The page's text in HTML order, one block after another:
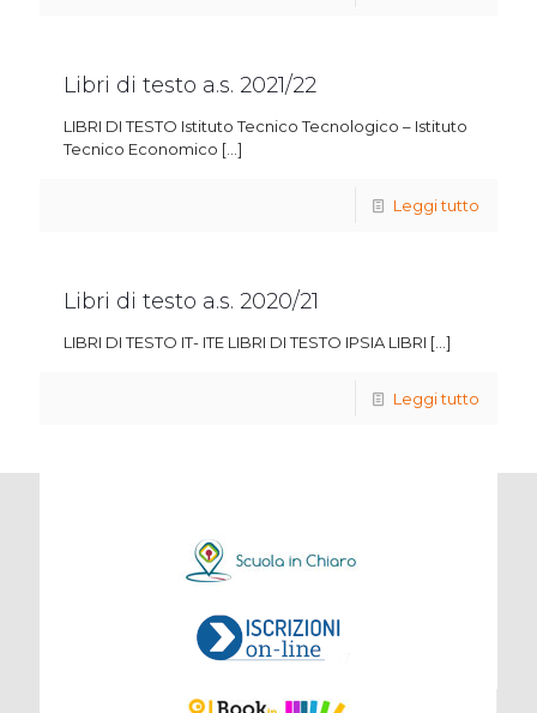
Libri di testo a.s. 2021/22
LIBRI DI TESTO Istituto Tecnico Tecnologico – Istituto
Tecnico Economico […]
Leggi tutto
Libri di testo a.s. 2020/21
LIBRI DI TESTO IT- ITE LIBRI DI TESTO IPSIA LIBRI […]
Leggi tutto